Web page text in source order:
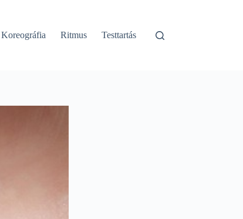
Koreográfia Ritmus Testtartás